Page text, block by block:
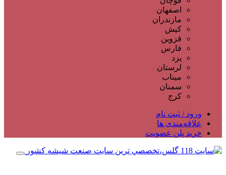
اصفهان
مازندران
کیش
قزوین
فارس
یزد
لرستان
میناب
سمنان
کرج
ورود / ثبت نام
علاقه‌مندی ها
خرید پلن عضویت